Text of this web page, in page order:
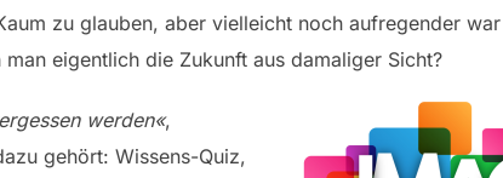
zu glauben, aber vielleicht noch aufregender
eigentlich die Zukunft aus damaliger Sicht?
werden«,
gehört: Wissens-Quiz,